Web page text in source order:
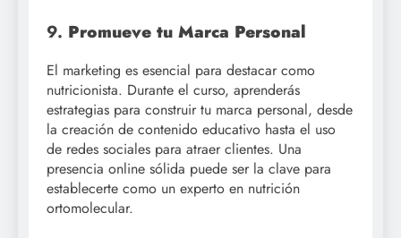
9. Promueve tu Marca Personal
El marketing es esencial para destacar como
nutricionista. Durante el curso, aprenderás
estrategias para construir tu marca personal, desde
la creación de contenido educativo hasta el uso
de redes sociales para atraer clientes. Una
presencia online sólida puede ser la clave para
establecerte como un experto en nutrición
ortomolecular.